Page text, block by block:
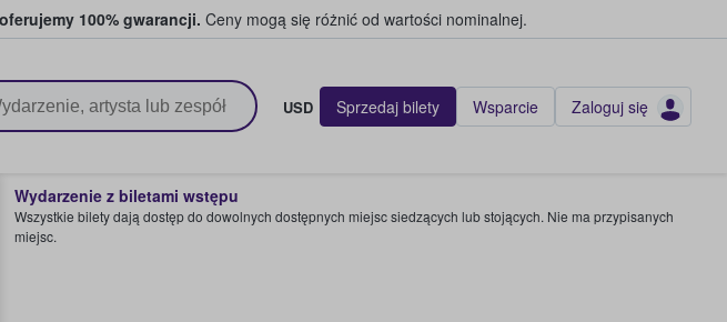
100% gwarancji. Ceny mogą się różnić od wartości nominalnej.
bilety USD Sprzedaj bilety Wsparcie Zaloguj się
Wydarzenie z biletami wstępu
Wszystkie bilety dają dostęp do dowolnych dostępnych miejsc siedzących lub stojących. Nie ma przypisanych
miejsc.